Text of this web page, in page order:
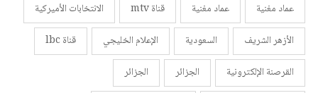
عماد مغنية
عماد مغنية قناة mtv
الانتخابات الأميركية
الأزهر الشريف
السعودية الإعلام الخليجي
قناة lbc
القرصنة الإلكترونية
الجزائر
الجزائر